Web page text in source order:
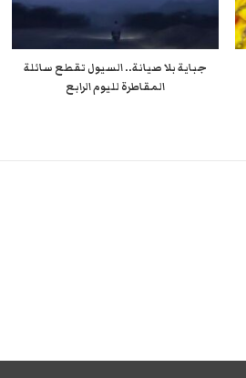
جباية بلا صيانة.. السيول تقطع سائلة
المقاطرة لليوم الرابع